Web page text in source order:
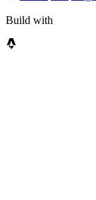
Build with